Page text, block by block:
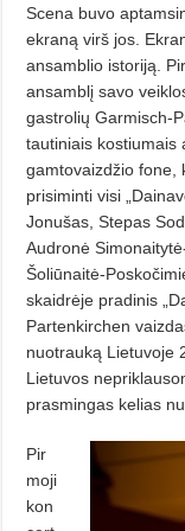
Scena buvo
ekraną virš jos.
ansamblio istoriją.
ansamblį savo
gastrolių Garmisch-
tautiniais kostiumais
gamtovaizdžio fone,
prisiminti visi
Jonušas, Stepas
Audronė
Šoliūnaitė-
skaidrėje pradinis
Partenkirchen
nuotrauką Lietu­voje
Lietuvos
prasmin­gas kelias
Pir
moji
kon